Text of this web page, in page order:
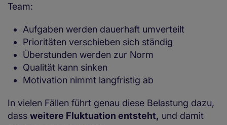
Team:
Aufgaben werden dauerhaft umverteilt
Prioritäten verschieben sich ständig
Überstunden werden zur Norm
Qualität kann sinken
Motivation nimmt langfristig ab
In vielen Fällen führt genau diese Belastung dazu,
dass weitere Fluktuation entsteht, und damit